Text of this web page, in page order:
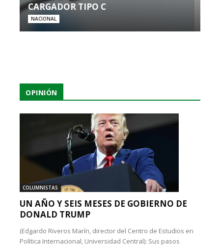
CARGADOR TIPO C
NACIONAL
OPINIÓN
COLUMNISTAS
UN AÑO Y SEIS MESES DE GOBIERNO DE
DONALD TRUMP
(Edgardo Riveros Marín, director del Centro de Estudios en
Política Internacional, Universidad Central): Sus pasos